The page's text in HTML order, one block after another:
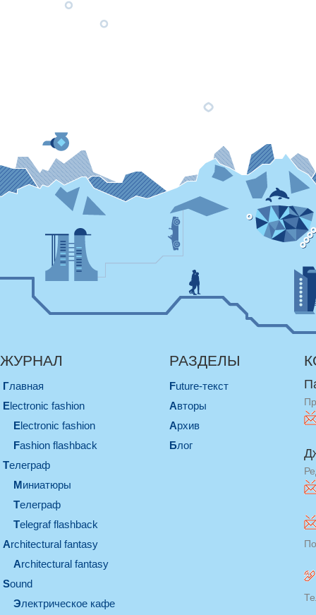
ЖУРНАЛ
Главная
electronic fashion
electronic fashion
Fashion flashback
телеграф
миниатюры
телеграф
Telegraf flashback
architectural fantasy
architectural fantasy
sound
электрическое кафе
РАЗДЕЛЫ
Future-текст
Авторы
Архив
Блог